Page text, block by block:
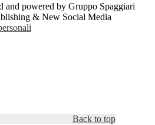
and powered by Gruppo Spaggiari
& New Social Media
Back to top